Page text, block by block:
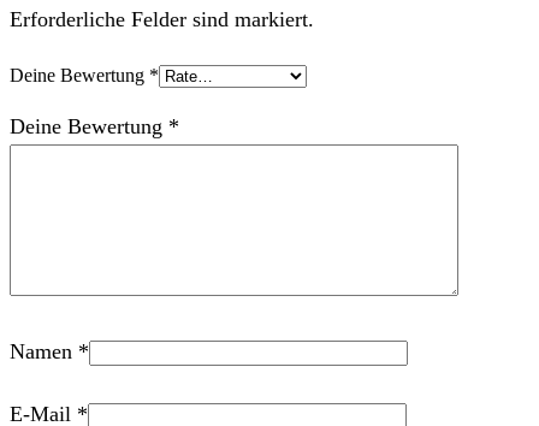
Erforderliche Felder sind markiert.
Deine Bewertung *
Deine Bewertung *
Namen *
E-Mail *